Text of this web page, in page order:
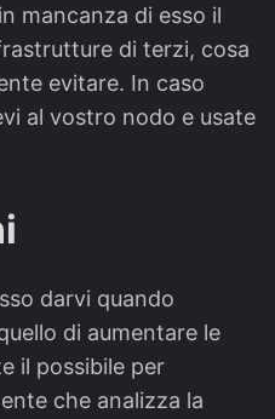
mancanza di esso il
di terzi, cosa
evitare. In caso
al vostro nodo e usate
darvi quando
di aumentare le
il possibile per
che analizza la